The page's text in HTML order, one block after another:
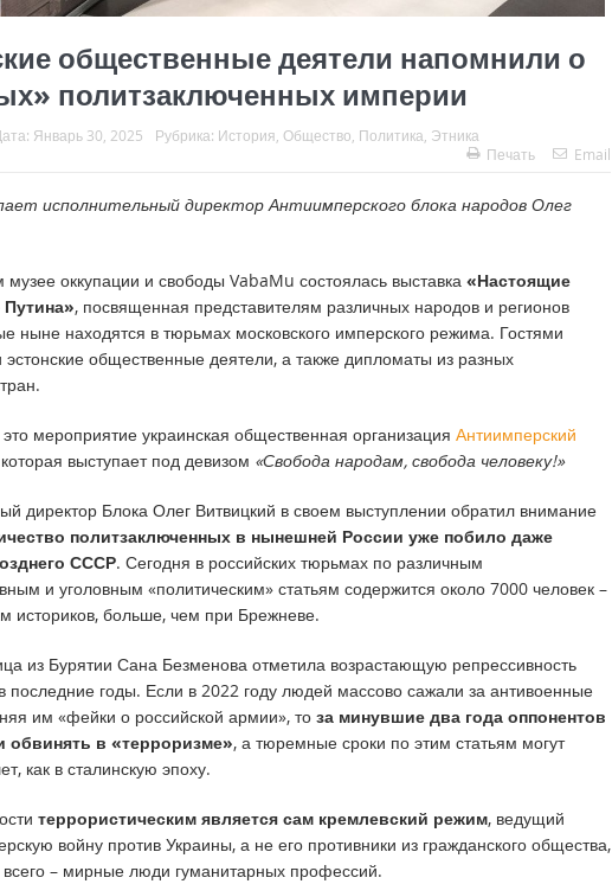
общественные деятели напомнили о
политзаключенных империи
Январь 30, 2025 Рубрика: История Общество Политика Этника
Печать
Email
исполнительный директор Антиимперского блока народов Олег
музее оккупации и свободы VabaMu состоялась выставка «Настоящие
, посвященная представителям различных народов и регионов
ныне находятся в тюрьмах московского имперского режима. Гостями
эстонские общественные деятели, а также дипломаты из разных
мероприятие украинская общественная организация Антиимперский
выступает под девизом «Свобода народам, свобода человеку!»
директор Блока Олег Витвицкий в своем выступлении обратил внимание
политзаключенных в нынешней России уже побило даже
СССР. Сегодня в российских тюрьмах по различным
и уголовным «политическим» статьям содержится около 7000 человек –
историков, больше, чем при Брежневе.
из Бурятии Сана Безменова отметила возрастающую репрессивность
последние годы. Если в 2022 году людей массово сажали за антивоенные
им «фейки о российской армии», то за минувшие два года оппонентов
обвинять в «терроризме», а тюремные сроки по этим статьям могут
как в сталинскую эпоху.
террористическим является сам кремлевский режим, ведущий
войну против Украины, а не его противники из гражданского общества,
– мирные люди гуманитарных профессий.